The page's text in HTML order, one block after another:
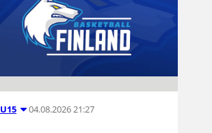
04.08.2026 21:27